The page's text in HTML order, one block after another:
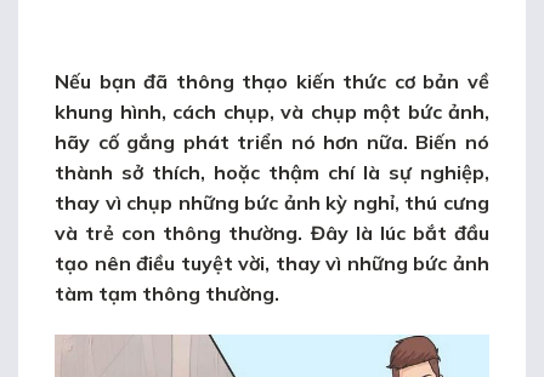
Nếu bạn đã thông thạo kiến thức cơ bản về
khung hình, cách chụp, và chụp một bức ảnh,
hãy cố gắng phát triển nó hơn nữa. Biến nó
thành sở thích, hoặc thậm chí là sự nghiệp,
thay vì chụp những bức ảnh kỳ nghỉ, thú cưng
và trẻ con thông thường. Đây là lúc bắt đầu
tạo nên điều tuyệt vời, thay vì những bức ảnh
tàm tạm thông thường.